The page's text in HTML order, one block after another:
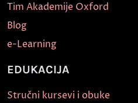
Tim Akademije Oxford
Blog
e-Learning
EDUKACIJA
Stručni kursevi i obuke